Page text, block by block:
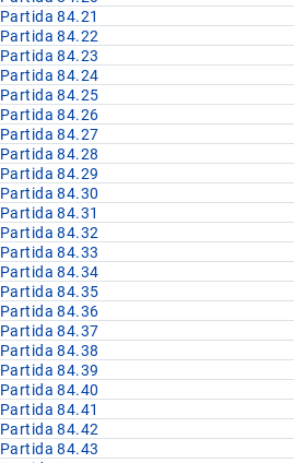
Partida 84.21
Partida 84.22
Partida 84.23
Partida 84.24
Partida 84.25
Partida 84.26
Partida 84.27
Partida 84.28
Partida 84.29
Partida 84.30
Partida 84.31
Partida 84.32
Partida 84.33
Partida 84.34
Partida 84.35
Partida 84.36
Partida 84.37
Partida 84.38
Partida 84.39
Partida 84.40
Partida 84.41
Partida 84.42
Partida 84.43